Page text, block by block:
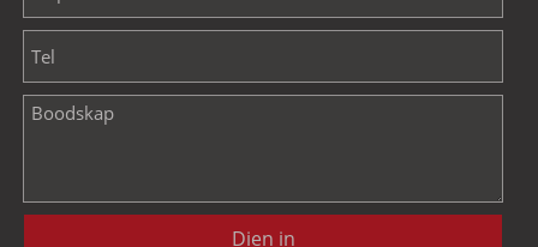
Dien in